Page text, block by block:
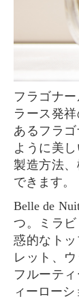
フラゴナールは、香水の町として知られる南仏グ
ラース発
あるフラ
ように美
製造方法
できます。
Belle de Nuitは、フラゴナールのベストセラーの一
つ。ミラ
惑的なト
レット、
フルーテ
ィーローシ